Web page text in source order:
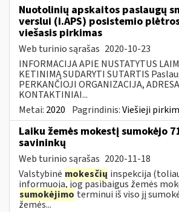
Nuotolinių apskaitos paslaugų
verslui (i.APS) posistemio
viešasis pirkimas
Web turinio sąrašas 2020-10-23
INFORMACIJA APIE NUSTATYTUS
KETINIMĄ SUDARYTI SUTARTIS
PERKANČIOJI ORGANIZACIJA,
KONTAKTINIAI...
Metai: 2020 Pagrindinis:Viešieji
Laiku žemės mokestį sumokėjo
savininkų
Web turinio sąrašas 2020-11-18
Valstybinė mokesčių inspekcija
informuoja, jog pasibaigus žemės
sumokėjimo terminui iš viso jį
žemės...